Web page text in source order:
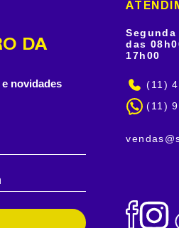
DA
novidades
Segunda
das
17h00
(11)
(11)